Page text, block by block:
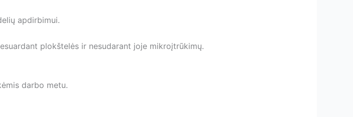
apdirbimui.
plokštelės ir nesudarant joje mikroįtrūkimų.
darbo metu.